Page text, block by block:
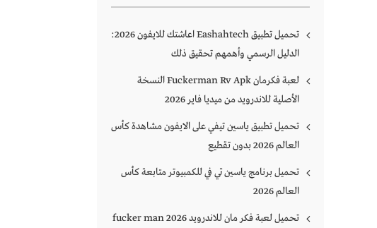
تحميل تطبيق Eashahtech اعاشتك للايفون 2026:
الدليل الرسمي وأهمهم تحقيق ذلك
لعبة فكرمان Fuckerman Rv Apk النسخة
الأصلية للاندرويد من ميديا فاير 2026
تحميل تطبيق ياسين تيفي على الايفون مشاهدة كأس
العالم 2026 بدون تقطيع
تحميل برنامج ياسين تي في للكمبيوتر متابعة كأس
العالم 2026
تحميل لعبة فكر مان للاندرويد 2026 fucker man